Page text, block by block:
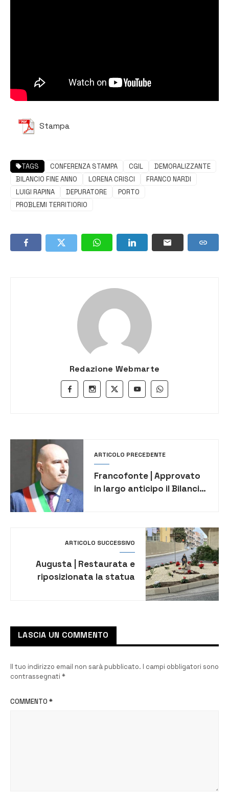
Stampa
TAGS CONFERENZA STAMPA CGIL
DEMORALIZZANTE
BILANCIO FINE ANNO
LORENA CRISCI
FRANCO NARDI
LUIGI RAPINA
DEPURATORE
PORTO
PROBLEMI TERRITIORIO
Redazione Webmarte
ARTICOLO PRECEDENTE
Francofonte | Approvato
in largo anticipo il Bilancio
ARTICOLO SUCCESSIVO
Augusta | Restaurata e
riposizionata la statua
LASCIA UN COMMENTO
Il tuo indirizzo email non sarà pubblicato. I campi obbligatori sono
contrassegnati *
COMMENTO *